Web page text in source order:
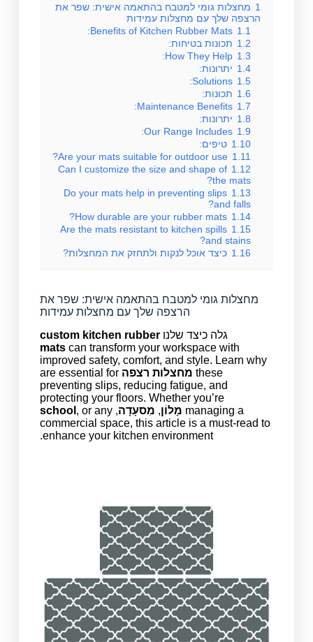
1 מחצלות גומי למטבח בהתאמה אישית: שפר את
הרצפה שלך עם מחצלות עמידות
1.1
Benefits of Kitchen Rubber Mats:
1.2 תכונות בטיחות:
1.3
How They Help:
1.4 יתרונות:
1.5
Solutions:
1.6 תכונות:
1.7
Maintenance Benefits:
1.8 יתרונות:
1.9
Our Range Includes:
1.10 טיפים:
1.11
Are your mats suitable for outdoor use?
1.12
Can I customize the size and shape of
the mats?
1.13
Do your mats help in preventing slips
and falls?
1.14
How durable are your rubber mats?
1.15
Are the mats resistant to kitchen spills
and stains?
1.16 כיצד אוכל לנקות ולתחזק את המחצלות?
מחצלות גומי למטבח בהתאמה אישית: שפר את
הרצפה שלך עם מחצלות עמידות
גלה כיצד שלנוcustom kitchen rubber
matscan transform your workspace with
improved safety, comfort, and style. Learn why
these מחצלות רצפה are essential for
preventing slips, reducing fatigue, and
protecting your floors. Whether you’re
managing a מָלוֹן, מִסעָדָה,
school , or any
commercial space, this article is a must-read to
enhance your kitchen environment.